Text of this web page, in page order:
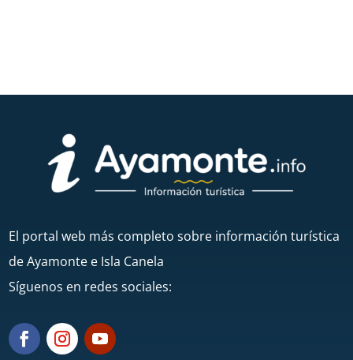
El portal web más completo sobre información turística
de Ayamonte e Isla Canela
Síguenos en redes sociales: